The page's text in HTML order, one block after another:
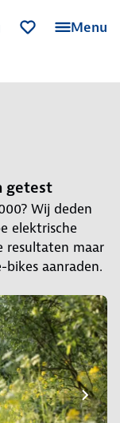
Menu
getest
Wij deden
elektrische
resultaten maar
aanraden.